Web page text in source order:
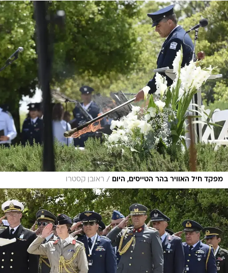
מפקד חיל האוויר בהר הטייסים, היום / ראובן קסטרו